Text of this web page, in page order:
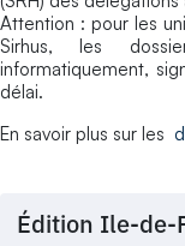
Attention : pour les
Sirhus, les
informatiquement,
délai.
En savoir plus sur les
Édition Ile-de-